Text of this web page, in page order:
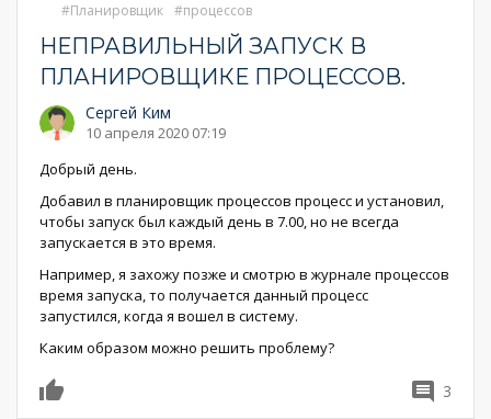
Планировщик процессов
НЕПРАВИЛЬНЫЙ ЗАПУСК В
ПЛАНИРОВЩИКЕ ПРОЦЕССОВ.
Сергей Ким
10 апреля 2020 07:19
Добрый день.
Добавил в планировщик процессов процесс и установил,
чтобы запуск был каждый день в 7.00, но не всегда
запускается в это время.
Например, я захожу позже и смотрю в журнале процессов
время запуска, то получается данный процесс
запустился, когда я вошел в систему.
Каким образом можно решить проблему?
3